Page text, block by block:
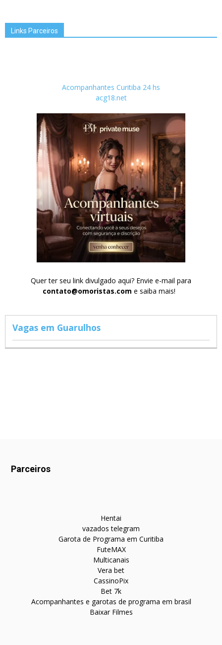
Links Parceiros
Acompanhantes Curitiba 24 hs
acg18.net
Quer ter seu link divulgado aqui? Envie e-mail para
contato@omoristas.com e saiba mais!
Vagas em Guarulhos
Parceiros
Hentai
vazados telegram
Garota de Programa em Curitiba
FuteMAX
Multicanais
Vera bet
CassinoPix
Bet 7k
Acompanhantes e garotas de programa em brasil
Baixar Filmes